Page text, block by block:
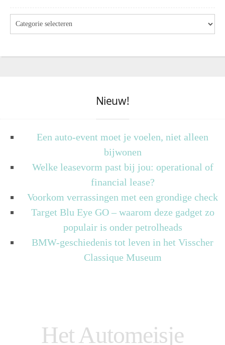
Nieuw!
Een auto-event moet je voelen, niet alleen
bijwonen
Welke leasevorm past bij jou: operational of
financial lease?
Voorkom verrassingen met een grondige check
Target Blu Eye GO – waarom deze gadget zo
populair is onder petrolheads
BMW-geschiedenis tot leven in het Visscher
Classique Museum
Het Automeisje